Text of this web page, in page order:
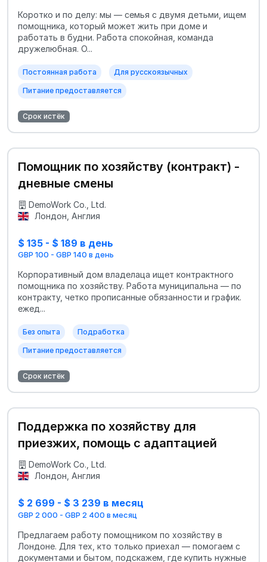
Коротко и по делу: мы — семья с двумя детьми, ищем
помощника, который может жить при доме и
работать в будни. Работа спокойная, команда
дружелюбная. О...
Постоянная работа Для русскоязычных
Питание предоставляется
Срок истёк
Помощник по хозяйству (контракт) -
дневные смены
DemoWork Co., Ltd.
Лондон, Англия
$ 135 - $ 189 в день
GBP 100 - GBP 140 в день
Корпоративный дом владелаца ищет контрактного
помощника по хозяйству. Работа муниципальна — по
контракту, четко прописанные обязанности и график.
ежед...
Без опыта Подработка
Питание предоставляется
Срок истёк
Поддержка по хозяйству для
приезжих, помощь с адаптацией
DemoWork Co., Ltd.
Лондон, Англия
$ 2 699 - $ 3 239 в месяц
GBP 2 000 - GBP 2 400 в месяц
Предлагаем работу помощником по хозяйству в
Лондоне. Для тех, кто только приехал — помогаем с
документами и бытом, подскажем, где купить нужные